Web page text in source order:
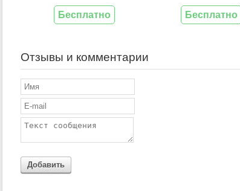
Бесплатно Бесплатно
Отзывы и комментарии
Добавить